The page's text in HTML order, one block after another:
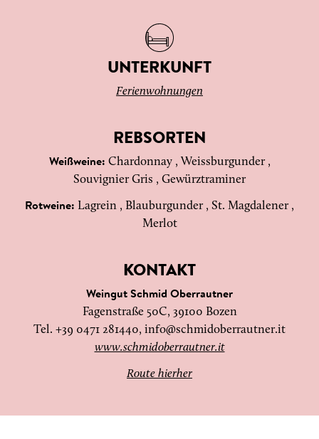
UNTERKUNFT
Ferienwohnungen
REBSORTEN
Weißweine: Chardonnay , Weissburgunder ,
Souvignier Gris , Gewürztraminer
Rotweine: Lagrein , Blauburgunder , St. Magdalener ,
Merlot
KONTAKT
Weingut Schmid Oberrautner
Fagenstraße 50C, 39100 Bozen
Tel. +39 0471 281440, info@schmidoberrautner.it
www.schmidoberrautner.it
Route hierher